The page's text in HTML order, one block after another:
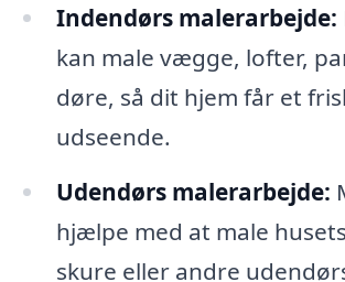
Indendørs malerarbejde:
kan male vægge, lofter,
døre, så dit hjem får et
udseende.
Udendørs malerarbejde:
hjælpe med at male
skure eller andre